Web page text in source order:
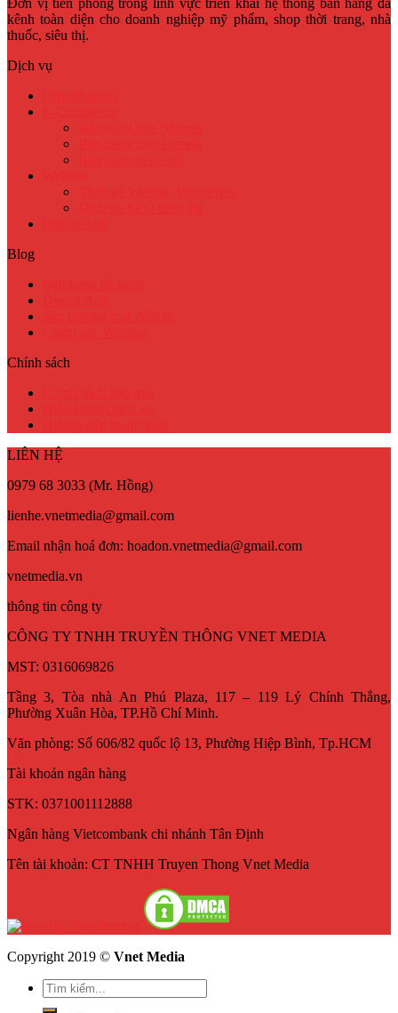
Đơn vị tiên phong trong lĩnh vực triển khai hệ thống bán hàng đa
kênh toàn diện cho doanh nghiệp mỹ phẩm, shop thời trang, nhà
thuốc, siêu thị.
Dịch vụ
Blog
Chính sách
LIÊN HỆ
0979 68 3033 (Mr. Hồng)
lienhe.vnetmedia@gmail.com
Email nhận hoá đơn: hoadon.vnetmedia@gmail.com
vnetmedia.vn
thông tin công ty
CÔNG TY TNHH TRUYỀN THÔNG VNET MEDIA
MST: 0316069826
Tầng 3, Tòa nhà An Phú Plaza, 117 – 119 Lý Chính Thắng,
Phường Xuân Hòa, TP.Hồ Chí Minh.
Văn phòng: Số 606/82 quốc lộ 13, Phường Hiệp Bình, Tp.HCM
Tài khoản ngân hàng
STK: 0371001112888
Ngân hàng Vietcombank chi nhánh Tân Định
Tên tài khoản: CT TNHH Truyen Thong Vnet Media
Copyright 2019 © Vnet Media